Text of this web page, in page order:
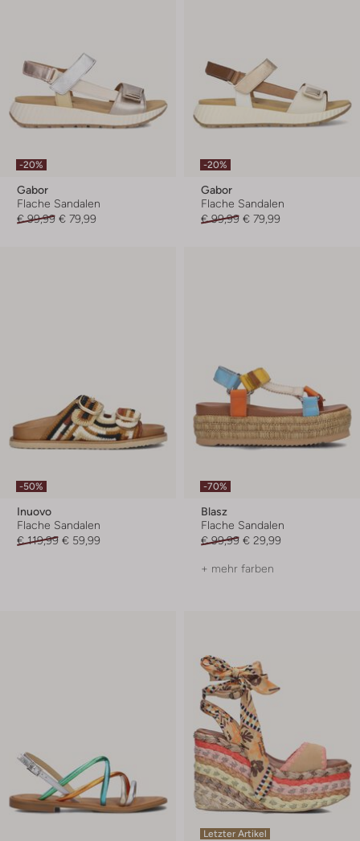
-20%
Gabor
Flache Sandalen
€ 99,99 € 79,99
-20%
Gabor
Flache Sandalen
€ 99,99 € 79,99
-50%
Inuovo
Flache Sandalen
€ 119,99 € 59,99
-70%
Blasz
Flache Sandalen
€ 99,99 € 29,99
+ mehr farben
Letzter Artikel